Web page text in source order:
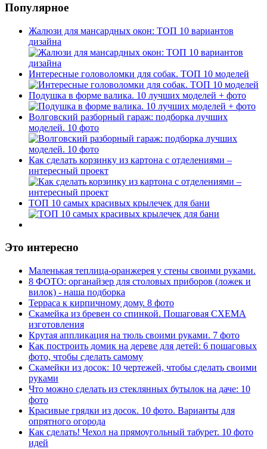
Популярное
Жалюзи для мансардных окон: ТОП 10 вариантов
дизайна
Интересные головоломки для собак. ТОП 10 моделей
Подушка в форме валика. 10 лучших моделей + фото
Волговский разборный гараж: подборка лучших
моделей. 10 фото
Как сделать корзинку из картона с отделениями –
интересный проект
ТОП 10 самых красивых крылечек для бани
Это интересно
Маленькая теплица-оранжерея у стены своими руками.
8 ФОТО: органайзер для столовых приборов (ложек и
вилок) - наша подборка
Терраса к кирпичному дому. 8 фото
Скамейка из бревен со спинкой. Пошаговая СХЕМА
изготовления
Крутая аппликация на тюль своими руками. 7 фото
Как построить домик на дереве для детей: 6 пошаговых
фото, чтобы сделать самому
Скамейки из досок: 10 чертежей, чтобы сделать своими
руками
Что можно сделать из стеклянных бутылок на даче: 10
фото
Красивые грядки из досок. 10 фото. Варианты для
опрятного огорода
Как сделать! Чехол на прямоугольный табурет. 10 фото
идей